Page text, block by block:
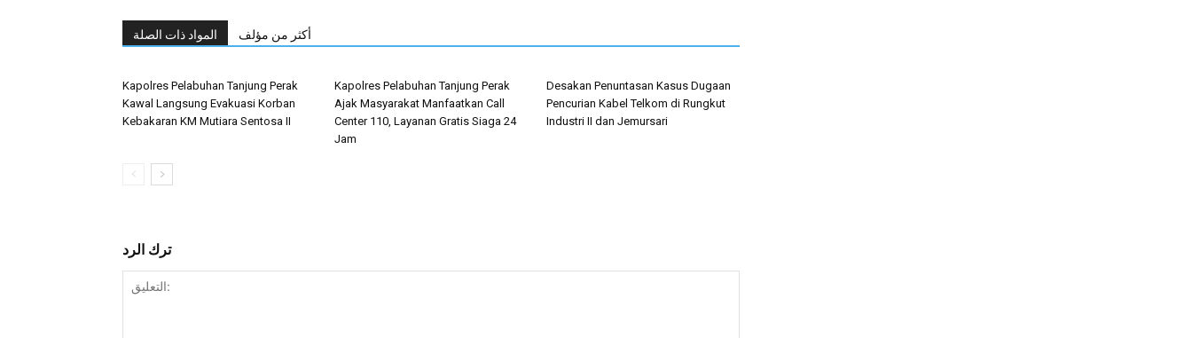
المواد ذات الصلة أكثر من مؤلف
Kapolres Pelabuhan Tanjung Perak
Kawal Langsung Evakuasi Korban
Kebakaran KM Mutiara Sentosa II
Kapolres Pelabuhan Tanjung Perak
Ajak Masyarakat Manfaatkan Call
Center 110, Layanan Gratis Siaga 24
Jam
Desakan Penuntasan Kasus Dugaan
Pencurian Kabel Telkom di Rungkut
Industri II dan Jemursari
ترك الرد